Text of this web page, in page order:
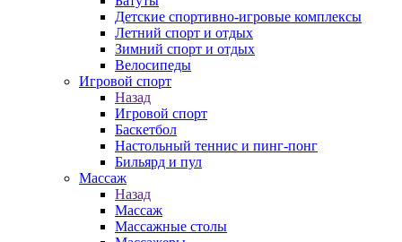
Детские спортивно-игровые комплексы
Летний спорт и отдых
Зимний спорт и отдых
Велосипеды
Игровой спорт
Назад
Игровой спорт
Баскетбол
Настольный теннис и пинг-понг
Бильярд и пул
Массаж
Назад
Массаж
Массажные столы